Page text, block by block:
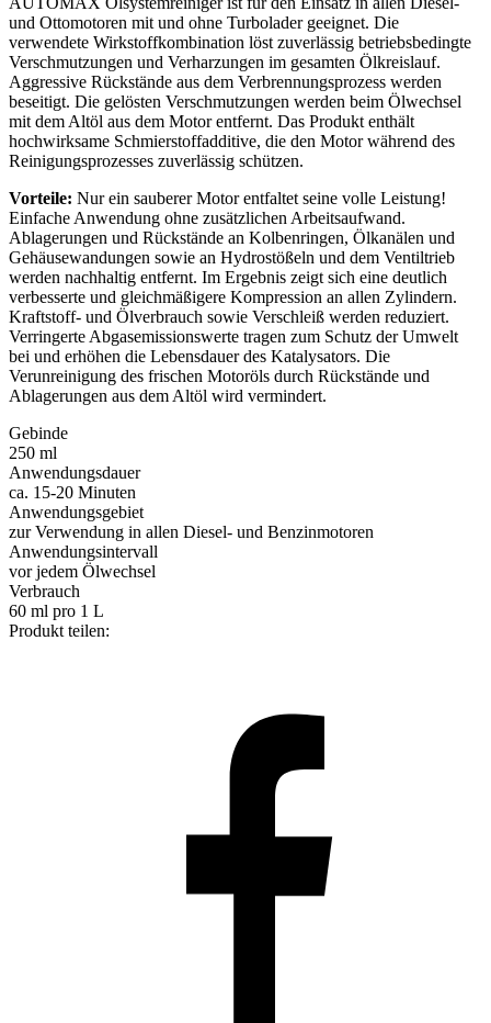
und Ottomotoren mit und ohne Turbolader geeignet. Die
verwendete Wirkstoffkombination löst zuverlässig betriebsbedingte
Verschmutzungen und Verharzungen im gesamten Ölkreislauf.
Aggressive Rückstände aus dem Verbrennungsprozess werden
beseitigt. Die gelösten Verschmutzungen werden beim Ölwechsel
mit dem Altöl aus dem Motor entfernt. Das Produkt enthält
hochwirksame Schmierstoffadditive, die den Motor während des
Reinigungsprozesses zuverlässig schützen.
Vorteile: Nur ein sauberer Motor entfaltet seine volle Leistung!
Einfache Anwendung ohne zusätzlichen Arbeitsaufwand.
Ablagerungen und Rückstände an Kolbenringen, Ölkanälen und
Gehäusewandungen sowie an Hydrostößeln und dem Ventiltrieb
werden nachhaltig entfernt. Im Ergebnis zeigt sich eine deutlich
verbesserte und gleichmäßigere Kompression an allen Zylindern.
Kraftstoff- und Ölverbrauch sowie Verschleiß werden reduziert.
Verringerte Abgasemissionswerte tragen zum Schutz der Umwelt
bei und erhöhen die Lebensdauer des Katalysators. Die
Verunreinigung des frischen Motoröls durch Rückstände und
Ablagerungen aus dem Altöl wird vermindert.
Gebinde
250 ml
Anwendungsdauer
ca. 15-20 Minuten
Anwendungsgebiet
zur Verwendung in allen Diesel- und Benzinmotoren
Anwendungsintervall
vor jedem Ölwechsel
Verbrauch
60 ml pro 1 L
Produkt teilen: